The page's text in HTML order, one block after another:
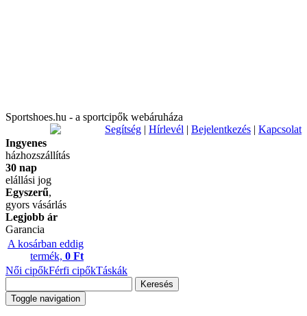
Sportshoes.hu - a sportcipők webáruháza
Segítség | Hírlevél | Bejelentkezés | Kapcsolat
Ingyenes
házhozszállítás
30 nap
elállási jog
Egyszerű,
gyors vásárlás
Legjobb ár
Garancia
A kosárban eddig
termék, 0 Ft
Női cipőkFérfi cipőkTáskák
Keresés
Toggle navigation